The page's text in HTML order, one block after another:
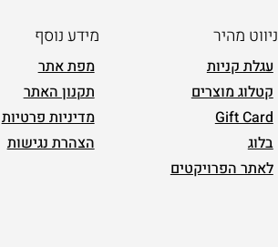
ניווט מהיר
עגלת קניות
קטלוג מוצרים
Gift Card
בלוג
לאתר הפרויקטים
מידע נוסף
מפת אתר
תקנון האתר
מדיניות פרטיות
הצהרת נגישות